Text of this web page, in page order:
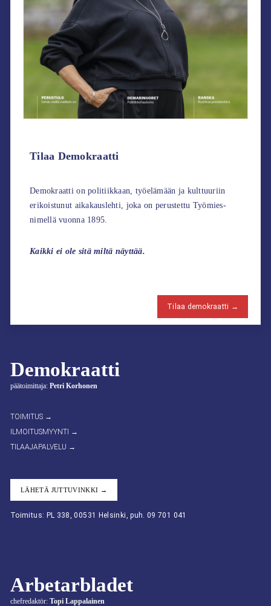
Demokraatti
päätoimittaja: Petri Korhonen
TOIMITUS →
ILMOITUSMYYNTI →
TILAAJAPALVELU →
LÄHETÄ JUTTUVINKKI →
Toimitus: PL 338, 00531 Helsinki, puh. 09 701 041
Arbetarbladet
chefredaktör: Topi Lappalainen
Tilaa Demokraatti
Demokraatti on politiikkaan, työelämään ja kulttuuriin
erikoistunut aikakauslehti, joka on perustettu Työmies-
nimellä vuonna 1895.
Kaikki ei ole sitä miltä näyttää.
Tilaa demokraatti →